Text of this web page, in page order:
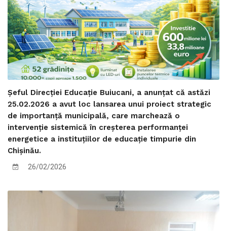
Șeful Direcției Educație Buiucani, a anunțat că astăzi
25.02.2026 a avut loc lansarea unui proiect strategic
de importanță municipală, care marchează o
intervenție sistemică în creșterea performanței
energetice a instituțiilor de educație timpurie din
Chișinău.
26/02/2026